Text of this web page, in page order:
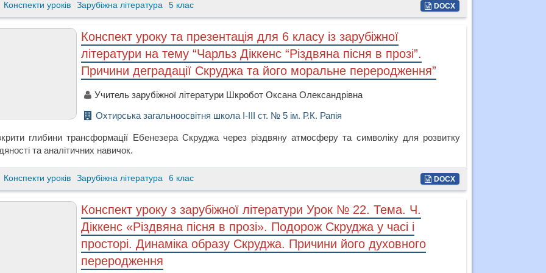
Конспекти уроків Зарубіжна література 5 клас DOCX
Конспект уроку та презентація для 6 класу із зарубіжної
літератури на тему “Чарльз Діккенс “Різдвяна пісня в прозі”.
Причини деградації Скруджа та його моральне переродження”
Учитель зарубіжної літератури Шкробот Оксана Олександрівна
Охтирська загальноосвітня школа І-ІІІ ст. № 5 ім. Р.К. Рапія
глибини трансформації Ебенезера Скруджа через різдвяну атмосферу та символіку для розвитку
та аналітичних навичок.
Конспекти уроків Зарубіжна література 6 клас DOCX
Конспект уроку з зарубіжної літератури Урок № 22. Тема. Ч.
Діккенс «Різдвяна пісня в прозі». Подорож Скруджа у часі і
просторі. Динаміка образу Скруджа. Причини його духовного
переродження